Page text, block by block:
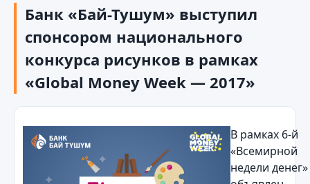
Новости
Академия
Члены и партнеры
Сотрудничество
Контакты
Банк «Бай-Тушум» выступил
спонсором национального
конкурса рисунков в рамках
«Global Money Week — 2017»
В рамках 6-й
«Всемирной
недели денег»